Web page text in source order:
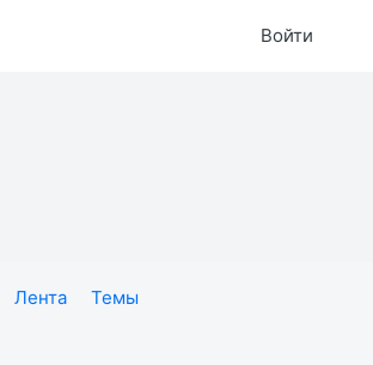
Войти
Лента
Темы